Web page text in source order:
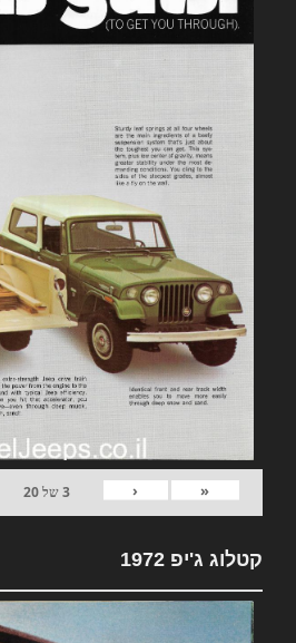
«
‹
3של20
קטלוג ג'יפ 1972